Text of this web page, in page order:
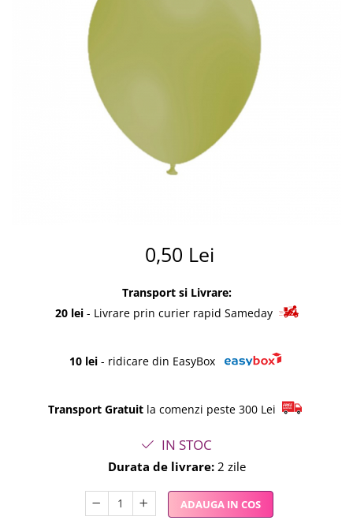
Unicorni si Curcubee
Baloane metalice
Baloane personalizate
0,50 Lei
Transport si Livrare:
20 lei- Livrare prin curier rapid Sameday
10 lei- ridicare din EasyBox
Transport Gratuit la comenzi peste 300 Lei
IN STOC
Durata de livrare:2 zile
ADAUGA IN COS